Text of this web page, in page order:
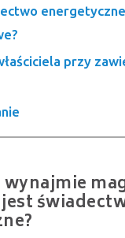
przy
wynajmie